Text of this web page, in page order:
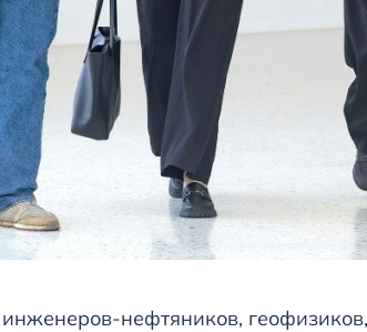
нефтяников,